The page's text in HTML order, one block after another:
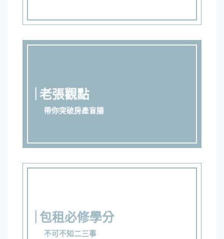
老張觀點
帶你突破房產盲腸
包租必修學分
不可不知二三事